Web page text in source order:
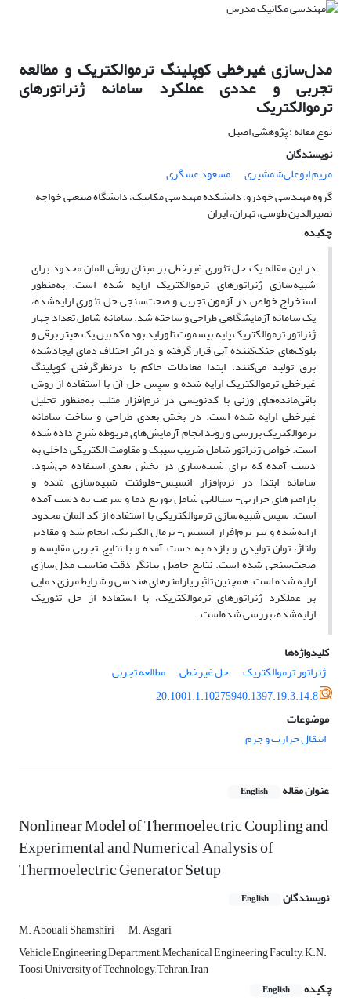
مدل‌سازی غیرخطی کوپلینگ ترموالکتریک و مطالعه
تجربی و عددی عملکرد سامانه ژنراتورهای
ترموالکتریک
نوع مقاله : پژوهشی اصیل
نویسندگان
مریم ابوعلی‌شمشیری
مسعود عسگری
گروه مهندسی خودرو، دانشکده مهندسی مکانیک، دانشگاه صنعتی خواجه
نصیرالدین طوسی، تهران، ایران
چکیده
در این مقاله یک حل تئوری غیرخطی بر مبنای روش المان محدود برای
شبیه‌سازی ژنراتورهای ترموالکتریک ارایه شده ‌است. به‌منظور
استخراج خواص در آزمون تجربی و صحت‌سنجی حل تئوری ارایه‌شده،
یک سامانه‌ آزمایشگاهی طراحی و ساخته شد. سامانه شامل تعداد چهار
ژنراتور ترموالکتریک پایه‌ بیسموت تلوراید بوده که بین یک هیتر برقی و
بلوک‌های خنک‌کننده‌ آبی قرار گرفته و در اثر اختلاف دمای ایجادشده
برق تولید می‌کنند. ابتدا معادلات حاکم با درنظرگرفتن کوپلینگ
غیرخطی ترموالکتریک ارایه ‌شده و سپس حل آن با استفاده از روش
باقی‌مانده‌های وزنی با کدنویسی در نرم‌افزار متلب به‌منظور تحلیل
غیرخطی ارایه شده‌ است. در بخش بعدی طراحی و ساخت سامانه‌
ترموالکتریک بررسی و روند انجام آزمایش‌های مربوطه شرح داده شده‌
است. خواص ژنراتور شامل ضریب سیبک و مقاومت الکتریکی داخلی به
دست آمده که برای شبیه‌سازی در بخش بعدی استفاده می‌شود.
سامانه ابتدا در نرم‌افزار انسیس-فلوئنت شبیه‌سازی شده و
پارامترهای حرارتی- سیالاتی شامل توزیع دما و سرعت به دست آمده
است. سپس شبیه‌سازی ترموالکتریکی با استفاده از کد المان محدود
ارایه‌شده و نیز نرم‌افزار انسیس- ترمال الکتریک، انجام شد و مقادیر
ولتاژ، توان تولیدی و بازده به دست آمده و با نتایج تجربی مقایسه و
صحت‌سنجی شده‌ است. نتایج حاصل بیانگر دقت مناسب مدل‌سازی
ارایه شده است. همچنین تاثیر پارامترهای هندسی و شرایط مرزی دمایی
بر عملکرد ژنراتورهای ترموالکتریک، با استفاده از حل تئوریک
ارایه‌شده، بررسی شده‌است.
کلیدواژه‌ها
ژنراتور ترموالکتریک
حل غیرخطی
مطالعه تجربی
20.1001.1.10275940.1397.19.3.14.8
موضوعات
انتقال حرارت و جرم
عنوان مقاله English
Nonlinear Model of Thermoelectric Coupling and
Experimental and Numerical Analysis of
Thermoelectric Generator Setup
نویسندگان English
M. Abouali Shamshiri
M. Asgari
Vehicle Engineering Department, Mechanical Engineering Faculty, K.N.
Toosi University of Technology, Tehran, Iran
چکیده
English